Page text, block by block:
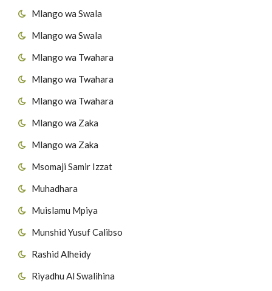
Mlango wa Swala
Mlango wa Swala
Mlango wa Twahara
Mlango wa Twahara
Mlango wa Twahara
Mlango wa Zaka
Mlango wa Zaka
Msomaji Samir Izzat
Muhadhara
Muislamu Mpiya
Munshid Yusuf Calibso
Rashid Alheidy
Riyadhu Al Swalihina